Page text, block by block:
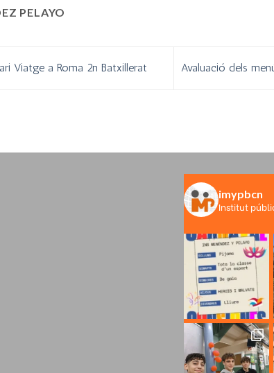
PELAYO
Viatge a Roma 2n Batxillerat Avaluació dels
imypbcn
Institut